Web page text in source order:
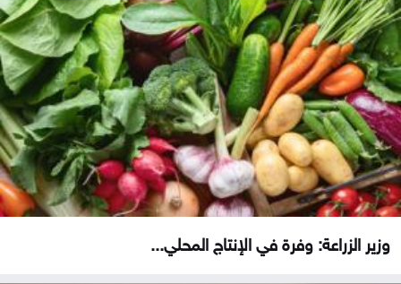
وزير الزراعة: وفرة في الإنتاج المحلي...